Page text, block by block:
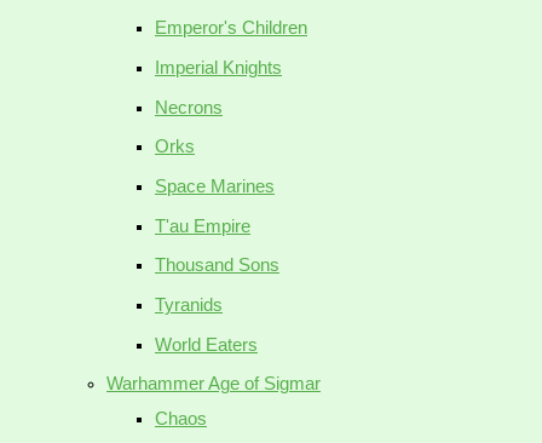
Emperor's Children
Imperial Knights
Necrons
Orks
Space Marines
T'au Empire
Thousand Sons
Tyranids
World Eaters
Warhammer Age of Sigmar
Chaos